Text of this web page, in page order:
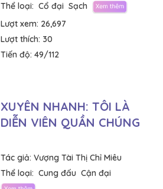
Thể loại: Cổ đại Sạch
Lượt xem: 26,697
Lượt thích: 30
Tiến độ: 49/112
XUYÊN NHANH: TÔI LÀ
DIỄN VIÊN QUẦN CHÚNG
Tác giả: Vượng Tài Thị Chỉ Miêu
Thể loại: Cung đấu Cận đại